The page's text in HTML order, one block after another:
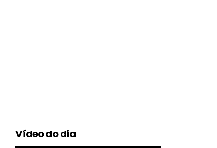
Vídeo do dia